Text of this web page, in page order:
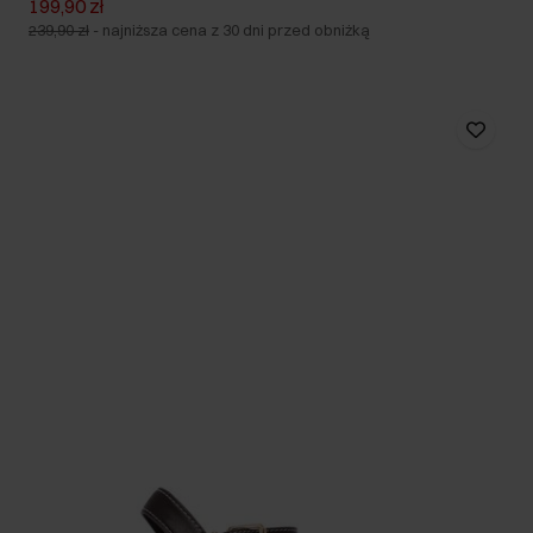
199,90 zł
239,90 zł - najniższa cena z 30 dni przed obniżką